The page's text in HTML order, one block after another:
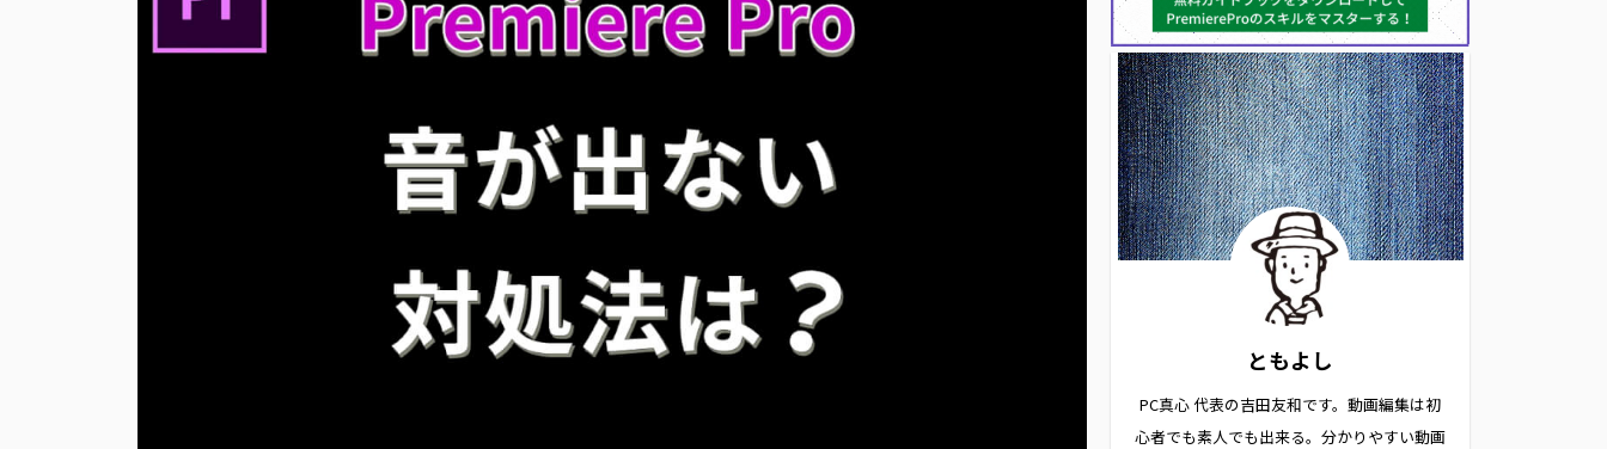
ともよし
PC真心 代表の吉田友和です。動画編集は初
心者でも素人でも出来る。分かりやすい動画